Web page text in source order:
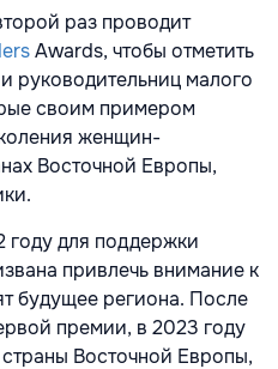
раз проводит
Awards, чтобы отметить
руководительниц малого
своим примером
женщин-
Восточной Европы,
году для поддержки
привлечь внимание к
будущее региона. После
премии, в 2023 году
Восточной Европы,